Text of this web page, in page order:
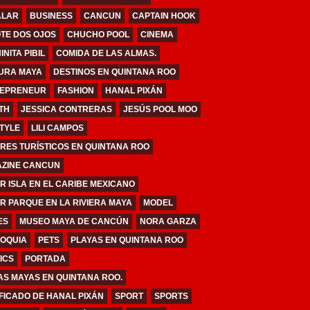
BUSINESS CANCUN
CAPTAIN HOOK
DOS OJOS
CHUCHO POOL
CINEMA
PIBIL
COMIDA DE LAS ALMAS.
MAYA
DESTINOS EN QUINTANA ROO
FASHION
HANAL PIXÁN
JESSICA CONTRERAS
JESÚS POOL MOO
LILI CAMPOS
TURÍSTICOS EN QUINTANA ROO
CANCUN
ISLA EN EL CARIBE MEXICANO
PARQUE EN LA RIVIERA MAYA
MODEL
MUSEO MAYA DE CANCÚN
NORA GARZA
PETS
PLAYAS EN QUINTANA ROO
PORTADA
MAYAS EN QUINTANA ROO.
DE HANAL PIXÁN
SPORT
SPORTS